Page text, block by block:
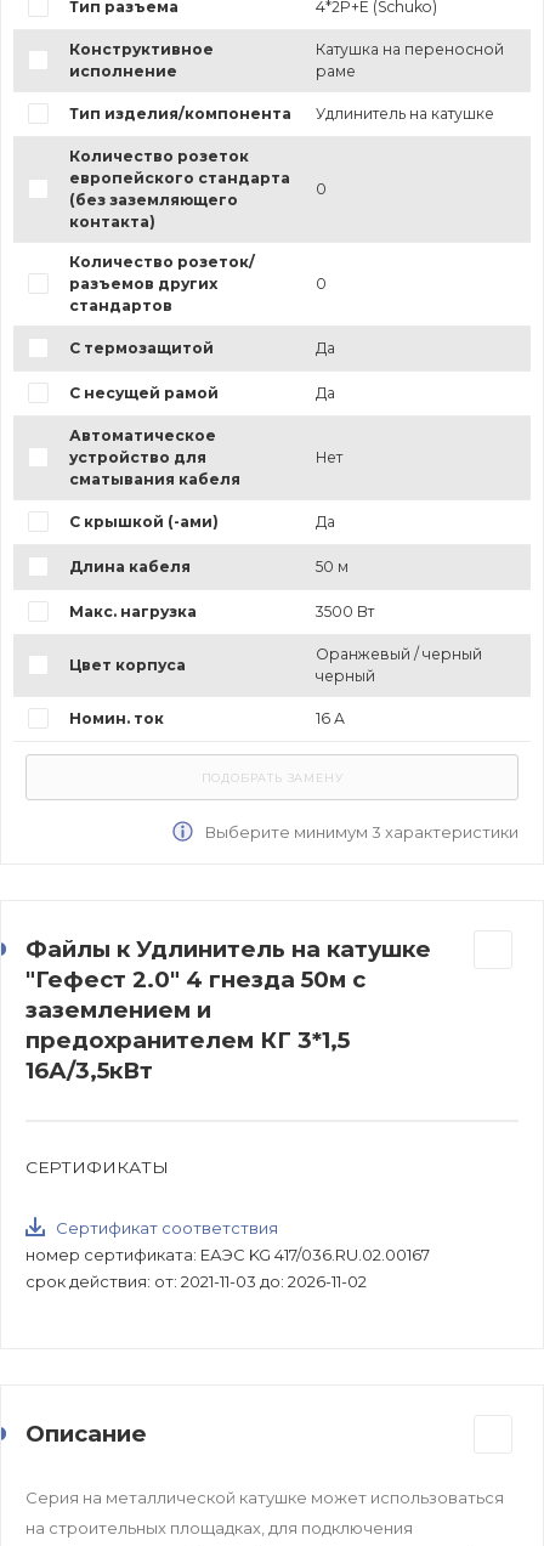
Тип разъема 4*2P+E (Schuko)
Конструктивное
исполнение
Катушка на переносной
раме
Тип изделия/компонента Удлинитель на катушке
Количество розеток
европейского стандарта
(без заземляющего
контакта)
0
Количество розеток/
разъемов других
стандартов
0
С термозащитой Да
С несущей рамой Да
Автоматическое
устройство для
сматывания кабеля
Нет
С крышкой (-ами) Да
Длина кабеля 50 м
Макс. нагрузка 3500 Вт
Цвет корпуса
Оранжевый / черный
черный
Номин. ток 16 А
Выберите минимум 3 характеристики
Файлы к Удлинитель на катушке
"Гефест 2.0" 4 гнезда 50м с
заземлением и
предохранителем КГ 3*1,5
16А/3,5кВт
СЕРТИФИКАТЫ
Сертификат соответствия
номер сертификата: ЕАЭС KG 417/036.RU.02.00167
срок действия: от: 2021-11-03 до: 2026-11-02
Описание
Серия на металлической катушке может использоваться
на строительных площадках, для подключения